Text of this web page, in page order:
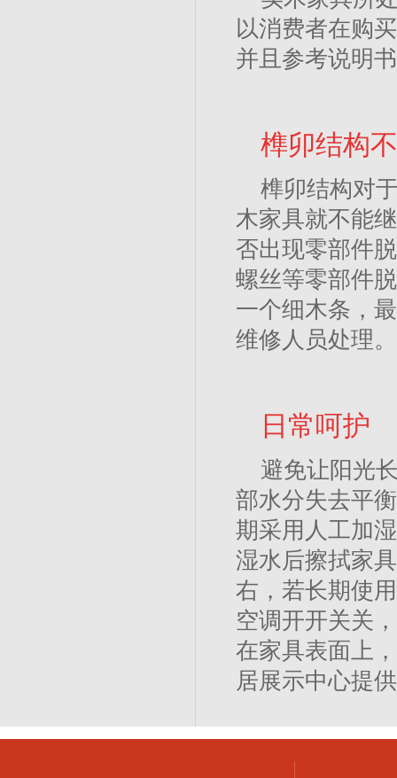
以消费者在购
并且参考说明
榫卯结构
榫卯结构对
木家具就不能
否出现零部件
螺丝等零部件
一个细木条，
维修人员处理。
日常呵护
避免让阳光
部水分失去平
期采用人工加
湿水后擦拭家
右，若长期使
空调开开关关
在家具表面上
居展示中心提